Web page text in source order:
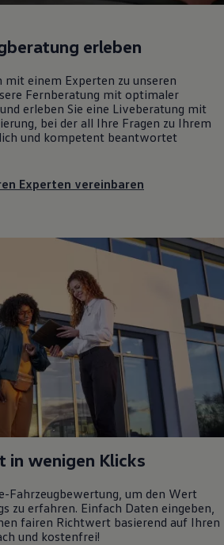
erleben
mit einem Experten zu unseren
Fernberatung mit optimaler
erleben Sie eine Liveberatung mit
bei der all Ihre Fragen zu Ihrem
und kompetent beantwortet
Experten vereinbaren
in wenigen Klicks
Fahrzeugbewertung, um den Wert
zu erfahren. Einfach Daten eingeben,
fairen Richtwert basierend auf Ihren
und kostenfrei!